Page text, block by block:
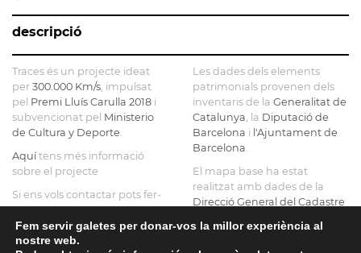
descripció
Traces és un projecte ideat
per 300.000 Km/s , impulsat
pel Premi Lluís Carulla 2018 i
subvencionat pel Ministerio
de Cultura y Deporte
Aquítens més informació
sobre el projecte
Si ens vols contactar pots fer-
ho ainfo@tracesmap.org
Les dades dels elements
patrimonials provenen dels
inventaris de la Generalitat de
Catalunya , la Diputació de
Barcelona i l'Ajuntament de
Barcelona
El mapa base ha estat
realitzat amb dades de la
Direcció General del Cadastre
Geològic de Catalunya, la
Generalitat de Catalunya
Fem servir galetes per donar-vos la millor experiència al
nostre web.